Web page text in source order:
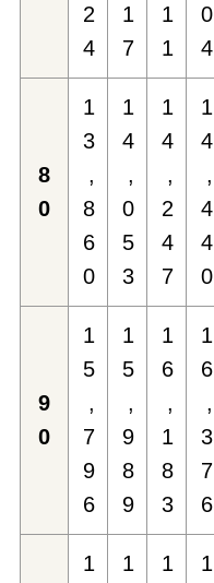
2
4
1
7
1
1
0
4
8
0
1
3
,
8
6
0
1
4
,
0
5
3
1
4
,
2
4
7
1
4
,
4
4
0
9
0
1
5
,
7
9
6
1
5
,
9
8
9
1
6
,
1
8
3
1
6
,
3
7
6
1
1
1
1